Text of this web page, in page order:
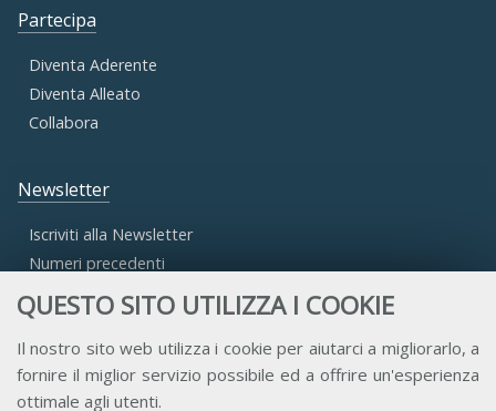
QUESTO SITO UTILIZZA I COOKIE
Il nostro sito web utilizza i cookie per aiutarci a migliorarlo, a
fornire il miglior servizio possibile ed a offrire un'esperienza
ottimale agli utenti.
Partecipa
Diventa Aderente
Diventa Alleato
Collabora
Newsletter
Iscriviti alla Newsletter
Numeri precedenti
Accesso Aderenti
Accesso Consulta